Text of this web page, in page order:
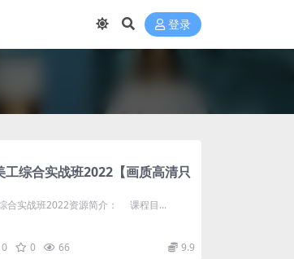
登录
综合实战班2022【画质高清只
合实战班2022资源简介： 课程目...
0 0 66 9.9